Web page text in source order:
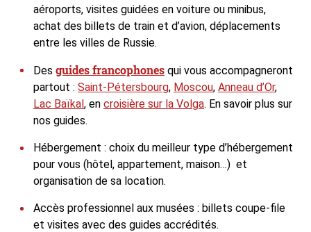
aéroports, visites guidées en voiture ou minibus,
achat des billets de train et d’avion, déplacements
entre les villes de Russie.
Des guides francophones qui vous accompagneront
partout : Saint-Pétersbourg, Moscou, Anneau d’Or,
Lac Baïkal, en croisière sur la Volga. En savoir plus sur
nos guides.
Hébergement : choix du meilleur type d’hébergement
pour vous (hôtel, appartement, maison…) et
organisation de sa location.
Accès professionnel aux musées : billets coupe-file
et visites avec des guides accrédités.